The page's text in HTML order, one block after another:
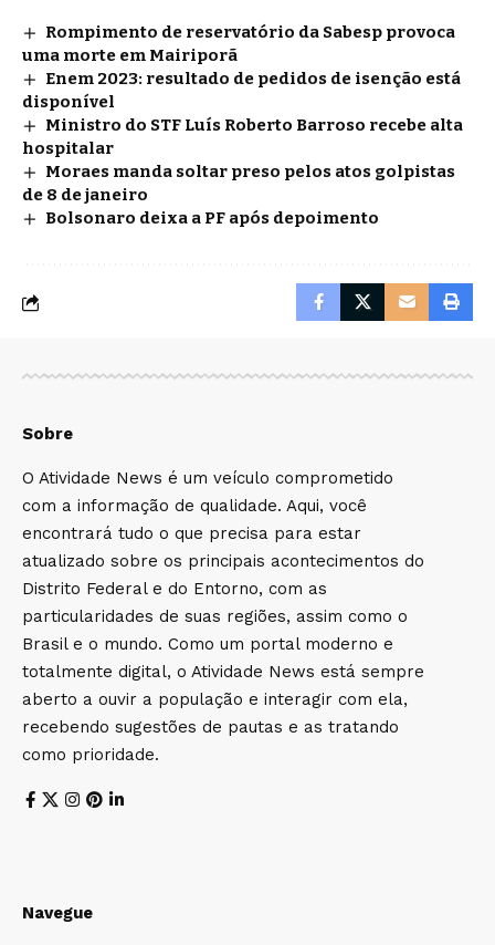
Rompimento de reservatório da Sabesp provoca
uma morte em Mairiporã
Enem 2023: resultado de pedidos de isenção está
disponível
Ministro do STF Luís Roberto Barroso recebe alta
hospitalar
Moraes manda soltar preso pelos atos golpistas
de 8 de janeiro
Bolsonaro deixa a PF após depoimento
Sobre
O Atividade News é um veículo comprometido
com a informação de qualidade. Aqui, você
encontrará tudo o que precisa para estar
atualizado sobre os principais acontecimentos do
Distrito Federal e do Entorno, com as
particularidades de suas regiões, assim como o
Brasil e o mundo. Como um portal moderno e
totalmente digital, o Atividade News está sempre
aberto a ouvir a população e interagir com ela,
recebendo sugestões de pautas e as tratando
como prioridade.
Navegue